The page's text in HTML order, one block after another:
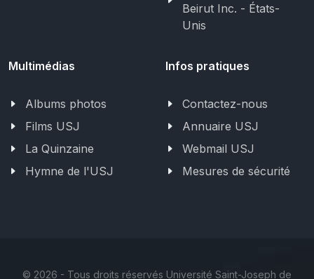
Beirut Inc. - États-
Unis
Multimédias
Albums photos
Films USJ
La Quinzaine
Hymne de l'USJ
Infos pratiques
Contactez-nous
Annuaire USJ
Webmail USJ
Mesures de sécurité
© 2026 - Tous droits réservés Université Saint-Joseph de